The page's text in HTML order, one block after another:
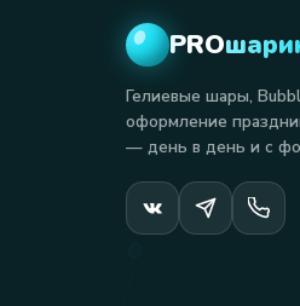
PRO
Гелиевые шары,
оформление
— день в день и с